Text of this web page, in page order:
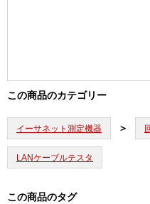
この商品のカテゴリー
イーサネット測定機器
LANケーブルテスタ
この商品のタグ